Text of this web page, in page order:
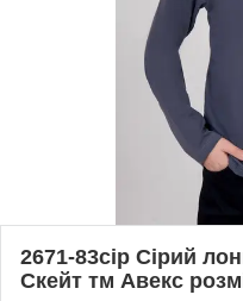
2671-83сір Сірий
Скейт тм Авекс